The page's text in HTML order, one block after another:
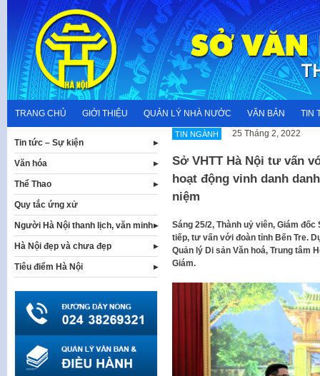
content
TRANG CHỦ GIỚI THIỆU QUẢN LÝ NHÀ NƯỚC VĂN BẢN TIN
TIN NGÀNH 25 Tháng 2, 2022
Sở VHTT Hà Nội tư vấn
hoạt động vinh danh
niệm
Sáng 25/2, Thành uỷ viên, Giám
tiếp, tư vấn với đoàn tỉnh Bến Tre.
Quản lý Di sản Văn hoá, Trung tâm
Giám.
Tin tức – Sự kiện
Văn hóa
Thể Thao
Quy tắc ứng xử
Người Hà Nội thanh lịch, văn minh
Hà Nội đẹp và chưa đẹp
Tiêu điểm Hà Nội